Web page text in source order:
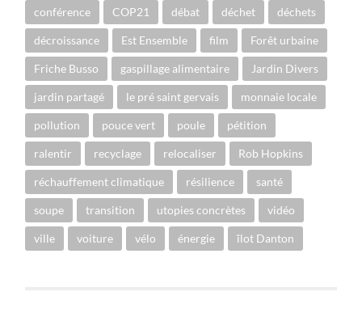
conférence COP21 débat déchet déchets
décroissance Est Ensemble film Forêt urbaine
Friche Busso gaspillage alimentaire Jardin Divers
jardin partagé le pré saint gervais monnaie locale
pollution pouce vert poule pétition
ralentir recyclage relocaliser Rob Hopkins
réchauffement climatique résilience santé
soupe transition utopies concrètes vidéo
ville voiture vélo énergie îlot Danton